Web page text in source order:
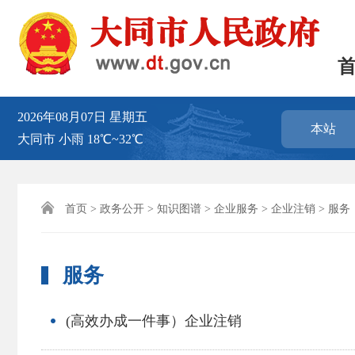
2026年08月07日 星期五
大同市 小雨 18℃~32℃
本站
 首页 > 政务公开 > 知识图谱 > 企业服务 > 企业注销 > 服务
服务
(高效办成一件事）企业注销